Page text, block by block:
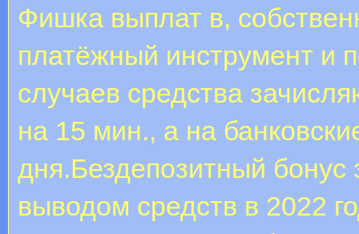
Фишка выплат в,
платёжный инструмент и
случаев средства
на 15 мин., а на
дня.Бездепозитный бонус
выводом средств в 2022